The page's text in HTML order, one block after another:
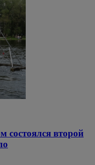
состоялся второй